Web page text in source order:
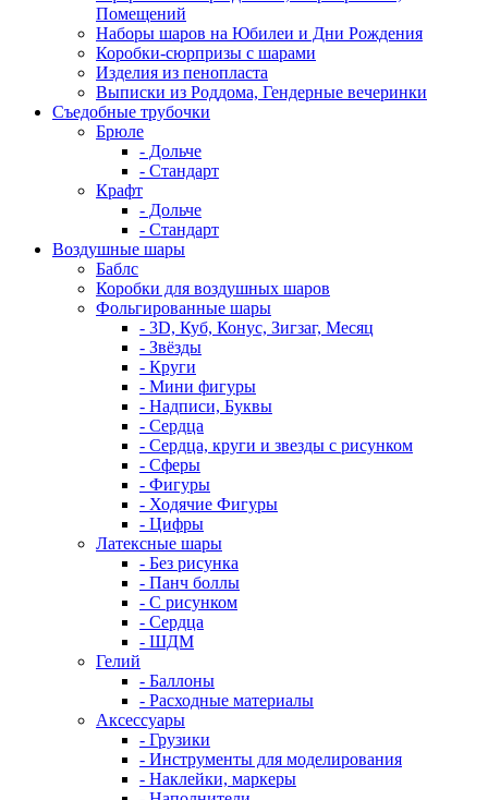
Помещений
Наборы шаров на Юбилеи и Дни Рождения
Коробки-сюрпризы с шарами
Изделия из пенопласта
Выписки из Роддома, Гендерные вечеринки
Съедобные трубочки
Брюле
- Дольче
- Стандарт
Крафт
- Дольче
- Стандарт
Воздушные шары
Баблс
Коробки для воздушных шаров
Фольгированные шары
- 3D, Куб, Конус, Зигзаг, Месяц
- Звёзды
- Круги
- Мини фигуры
- Надписи, Буквы
- Сердца
- Сердца, круги и звезды с рисунком
- Сферы
- Фигуры
- Ходячие Фигуры
- Цифры
Латексные шары
- Без рисунка
- Панч боллы
- С рисунком
- Сердца
- ШДМ
Гелий
- Баллоны
- Расходные материалы
Аксессуары
- Грузики
- Инструменты для моделирования
- Наклейки, маркеры